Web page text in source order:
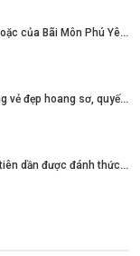
Ngắm vẻ đẹp hoang sơ, đầy mê hoặc của Bãi Môn Phú Yên ở xứ hoa vàng cỏ xanh
Đến Vịnh Vũng Rô đắm chìm trong vẻ đẹp hoang sơ, quyến rũ của
Bãi Nồm Phú Yên - Có một nàng tiên dần được đánh thức ở xứ hoa vàng cỏ xanh